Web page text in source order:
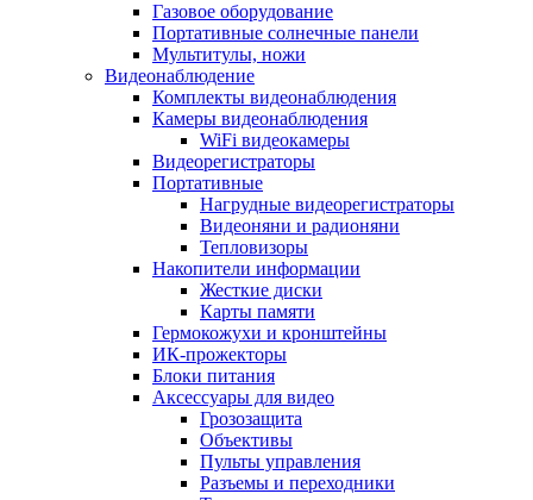
Газовое оборудование
Портативные солнечные панели
Мультитулы, ножи
Видеонаблюдение
Комплекты видеонаблюдения
Камеры видеонаблюдения
WiFi видеокамеры
Видеорегистраторы
Портативные
Нагрудные видеорегистраторы
Видеоняни и радионяни
Тепловизоры
Накопители информации
Жесткие диски
Карты памяти
Гермокожухи и кронштейны
ИК-прожекторы
Блоки питания
Аксессуары для видео
Грозозащита
Объективы
Пульты управления
Разъемы и переходники